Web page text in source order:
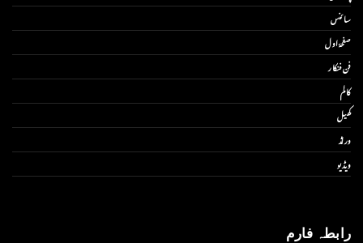
سائنس
صفحۂ اول
فن فنکار
کالم
کھیل
ورلڈ
ویڈیو
رابطہ فارم